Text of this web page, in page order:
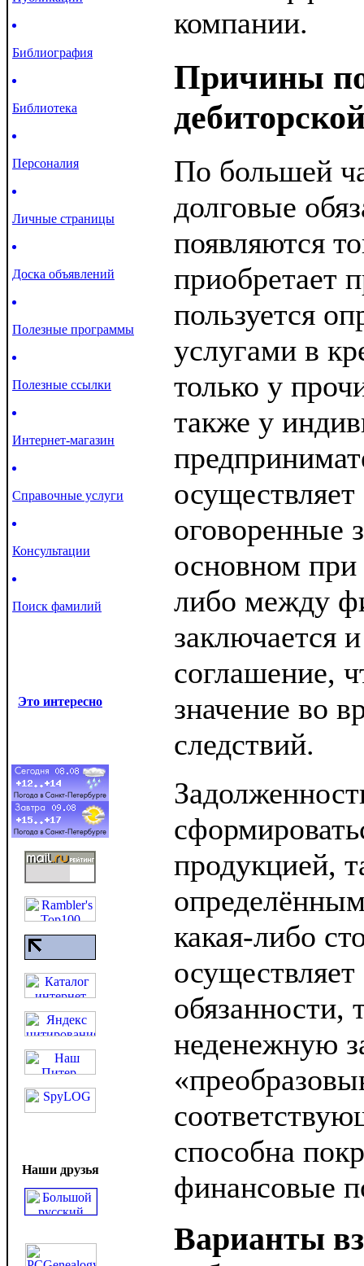
Библиография
Библиотека
Персоналия
Личные страницы
Доска объявлений
Полезные программы
Полезные ссылки
Интернет-магазин
Справочные услуги
Консультации
Поиск фамилий
Это интересно
Наши друзья
компании.
Причины
По большей
долговые
появляются
приобретает
пользуется
услугами в
только у
также у
осуществляет
оговоренные
основном при
либо между
заключается
соглашение,
значение во
следствий.
продукцией,
какая-либо
обязанности,
неденежную
способна
финансовые
Варианты